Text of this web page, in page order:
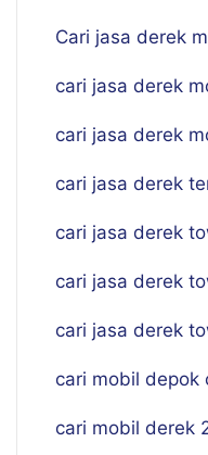
Cari jasa derek
cari jasa derek
cari jasa derek
cari jasa derek
cari jasa derek
cari jasa derek
cari jasa derek
cari mobil depok
cari mobil derek